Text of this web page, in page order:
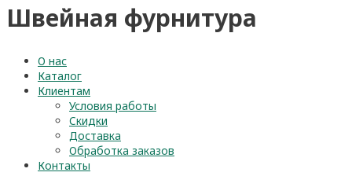
Швейная фурнитура
О нас
Каталог
Клиентам
Условия работы
Скидки
Доставка
Обработка заказов
Контакты